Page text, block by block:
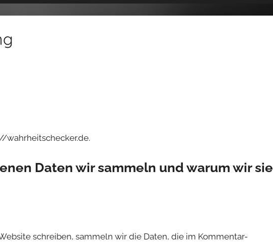
wahrheitschecker.de.
Daten wir sammeln und warum wir sie
schreiben, sammeln wir die Daten, die im Kommentar-